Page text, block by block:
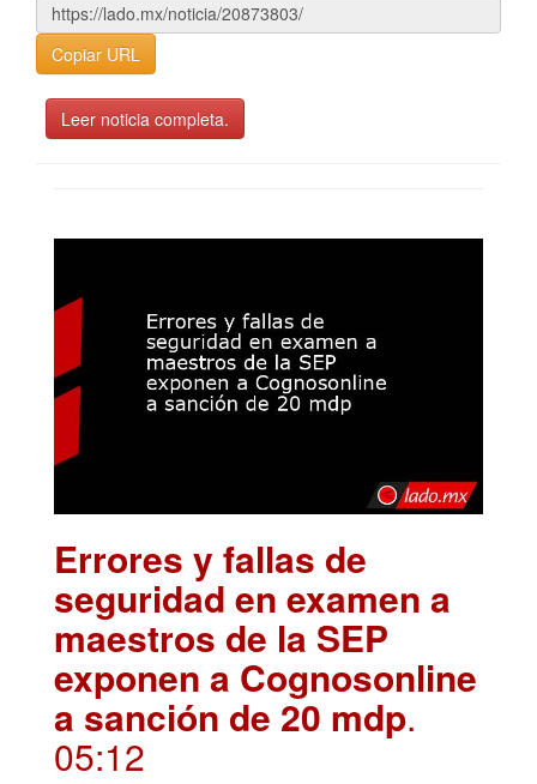
Copiar URL
Leer noticia completa.
Errores y fallas de
seguridad en examen a
maestros de la SEP
exponen a Cognosonline
a sanción de 20 mdp.
05:12